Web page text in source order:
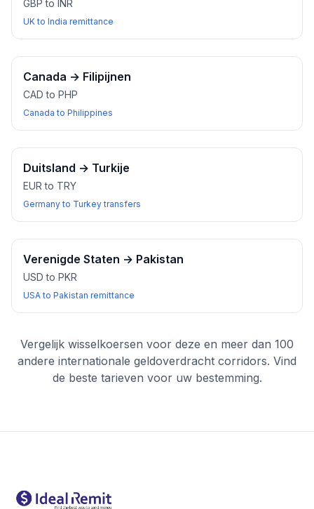
GBP to INR
UK to India remittance
Canada → Filipijnen
CAD to PHP
Canada to Philippines
Duitsland → Turkije
EUR to TRY
Germany to Turkey transfers
Verenigde Staten → Pakistan
USD to PKR
USA to Pakistan remittance
Vergelijk wisselkoersen voor deze en meer dan 100
andere internationale geldoverdracht corridors. Vind
de beste tarieven voor uw bestemming.